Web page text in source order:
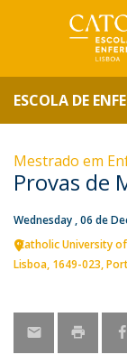
ESCOLA DE
Mestrado em
Provas de
Wednesday , 06 de
Catholic University
Lisboa 1649-023